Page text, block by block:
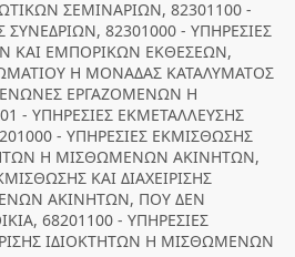
ΣΕΜΙΝΑΡΙΩΝ, 82301100 -
ΣΥΝΕΔΡΙΩΝ, 82301000 - ΥΠΗΡΕΣΙΕΣ
ΚΑΙ ΕΜΠΟΡΙΚΩΝ ΕΚΘΕΣΕΩΝ,
Η ΜΟΝΑΔΑΣ ΚΑΤΑΛΥΜΑΤΟΣ
ΕΡΓΑΖΟΜΕΝΩΝ Η
- ΥΠΗΡΕΣΙΕΣ ΕΚΜΕΤΑΛΛΕΥΣΗΣ
- ΥΠΗΡΕΣΙΕΣ ΕΚΜΙΣΘΩΣΗΣ
Η ΜΙΣΘΩΜΕΝΩΝ ΑΚΙΝΗΤΩΝ,
ΚΑΙ ΔΙΑΧΕΙΡΙΣΗΣ
ΑΚΙΝΗΤΩΝ, ΠΟΥ ΔΕΝ
68201100 - ΥΠΗΡΕΣΙΕΣ
ΙΔΙΟΚΤΗΤΩΝ Η ΜΙΣΘΩΜΕΝΩΝ